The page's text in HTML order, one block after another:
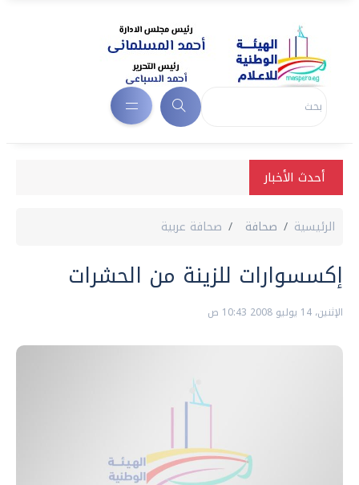
أحدث الأخبار
الرئيسية صحافة صحافة عربية
إكسسوارات للزينة من الحشرات
الإثنين، 14 يوليو 2008 10:43 ص